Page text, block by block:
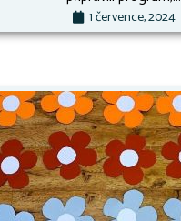
1 července, 2024